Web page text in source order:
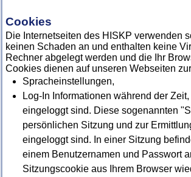
Cookies
Die Internetseiten des HISKP verwenden
keinen Schaden an und enthalten keine
Rechner abgelegt werden und die Ihr
Cookies dienen auf unseren Webseiten
Spracheinstellungen,
Log-In Informationen während der
eingeloggt sind. Diese sogenannten
persönlichen Sitzung und zur
eingeloggt sind. In einer Sitzung
einem Benutzernamen und Passwort
Sitzungscookie aus Ihrem Browser